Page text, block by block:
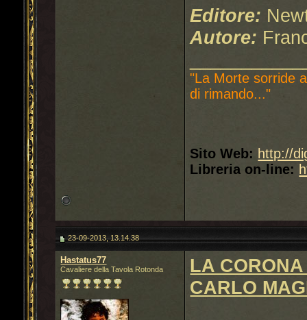
Editore:
Autore:
"La Morte sorride
di rimando..."
Sito Web: http://
Libreria on-line:
23-09-2013, 13.14.38
Hastatus77
Cavaliere della Tavola Rotonda
LA
CARLO